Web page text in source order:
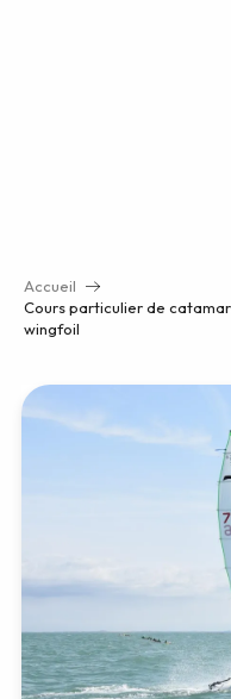
Accueil
Cours particulier de
wingfoil